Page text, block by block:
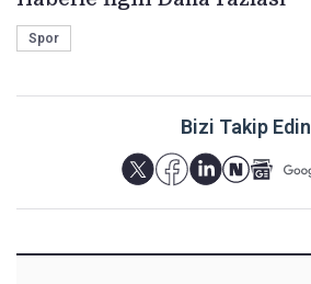
Spor
Bizi Takip Edin